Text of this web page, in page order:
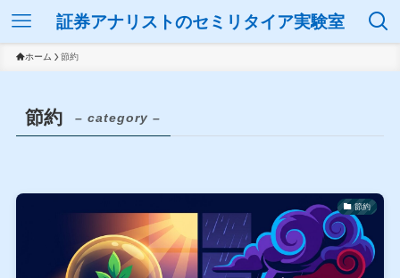
証券アナリストのセミリタイア実験室
ホーム 節約
節約 – category –
節約